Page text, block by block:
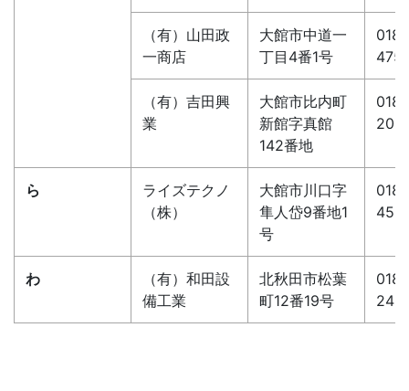
（有）山田政
一商店
大館市中道一
丁目4番1号
4751
（有）吉田興
業
大館市比内町
新館字真館
142番地
ら
ライズテクノ
（株）
大館市川口字
隼人岱9番地1
号
わ
（有）和田設
備工業
北秋田市松葉
町12番19号